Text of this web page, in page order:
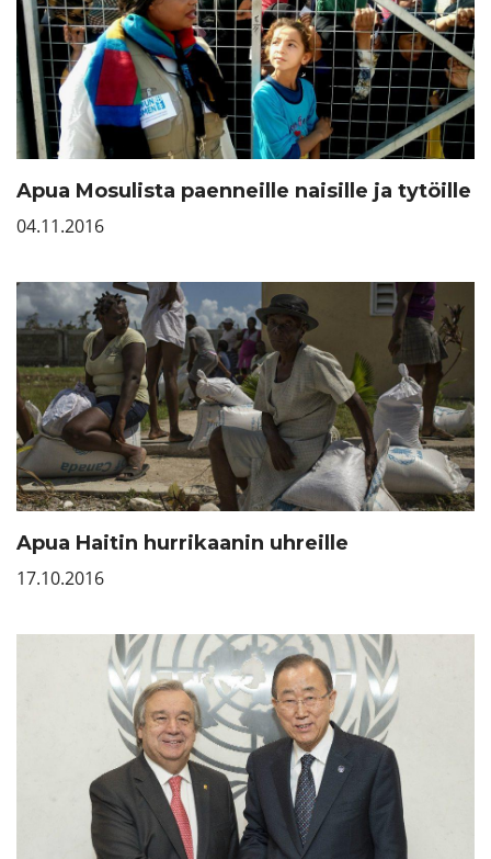
Apua Mosulista paenneille naisille ja tytöille
04.11.2016
Apua Haitin hurrikaanin uhreille
17.10.2016